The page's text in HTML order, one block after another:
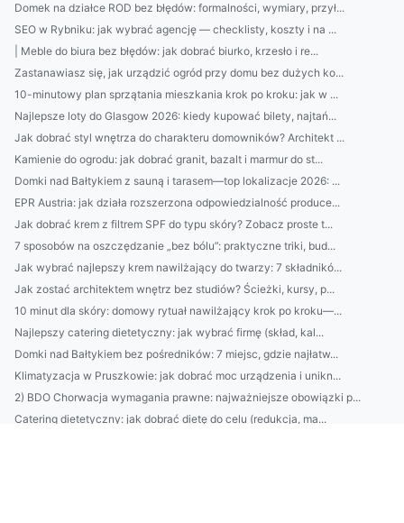
Domek na działce ROD bez błędów: formalności, wymiary, przył...
SEO w Rybniku: jak wybrać agencję — checklisty, koszty i na ...
| Meble do biura bez błędów: jak dobrać biurko, krzesło i re...
Zastanawiasz się, jak urządzić ogród przy domu bez dużych ko...
10-minutowy plan sprzątania mieszkania krok po kroku: jak w ...
Najlepsze loty do Glasgow 2026: kiedy kupować bilety, najtań...
Jak dobrać styl wnętrza do charakteru domowników? Architekt ...
Kamienie do ogrodu: jak dobrać granit, bazalt i marmur do st...
Domki nad Bałtykiem z sauną i tarasem—top lokalizacje 2026: ...
EPR Austria: jak działa rozszerzona odpowiedzialność produce...
Jak dobrać krem z filtrem SPF do typu skóry? Zobacz proste t...
7 sposobów na oszczędzanie „bez bólu”: praktyczne triki, bud...
Jak wybrać najlepszy krem nawilżający do twarzy: 7 składnikó...
Jak zostać architektem wnętrz bez studiów? Ścieżki, kursy, p...
10 minut dla skóry: domowy rytuał nawilżający krok po kroku—...
Najlepszy catering dietetyczny: jak wybrać firmę (skład, kal...
Domki nad Bałtykiem bez pośredników: 7 miejsc, gdzie najłatw...
Klimatyzacja w Pruszkowie: jak dobrać moc urządzenia i unikn...
2) BDO Chorwacja wymagania prawne: najważniejsze obowiązki p...
Catering dietetyczny: jak dobrać dietę do celu (redukcja, ma...